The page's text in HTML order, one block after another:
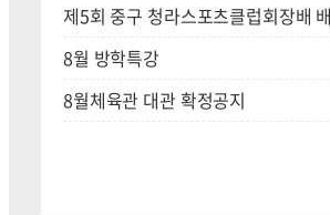
제5회 중구 청라스포츠클럽회장배
8월 방학특강
8월체육관 대관 확정공지